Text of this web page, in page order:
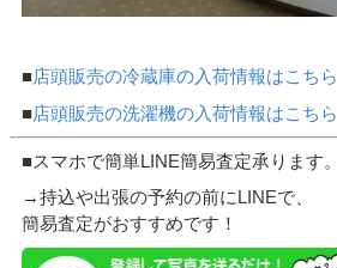
■店頭販売の冷蔵庫の入荷情報はこちら
■店頭販売の洗濯機の入荷情報はこちら
■スマホで簡単LINE簡易査定承ります。
→持込や出張の予約の前にLINEで、
簡易査定がおすすめです！